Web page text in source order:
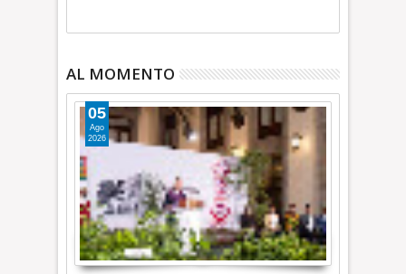
AL MOMENTO
05
Ago
2026